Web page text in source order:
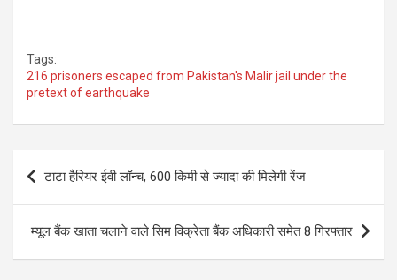
Tags:
216 prisoners escaped from Pakistan's Malir jail under the
pretext of earthquake
Post
navigation
टाटा हैरियर ईवी लॉन्च, 600 किमी से ज्यादा की मिलेगी रेंज
म्यूल बैंक खाता चलाने वाले सिम विक्रेता बैंक अधिकारी समेत 8 गिरफ्तार